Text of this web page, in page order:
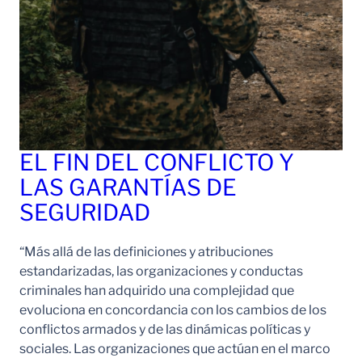
EL FIN DEL CONFLICTO Y
LAS GARANTÍAS DE
SEGURIDAD
“Más allá de las definiciones y atribuciones
estandarizadas, las organizaciones y conductas
criminales han adquirido una complejidad que
evoluciona en concordancia con los cambios de los
conflictos armados y de las dinámicas políticas y
sociales. Las organizaciones que actúan en el marco